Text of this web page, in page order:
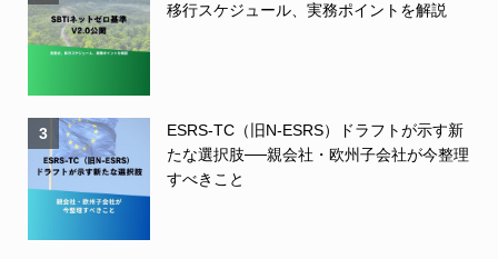
移行スケジュール、実務ポイントを解説
3
ESRS-TC（旧N-ESRS）ドラフトが示す新
たな選択肢──親会社・欧州子会社が今整理
すべきこと